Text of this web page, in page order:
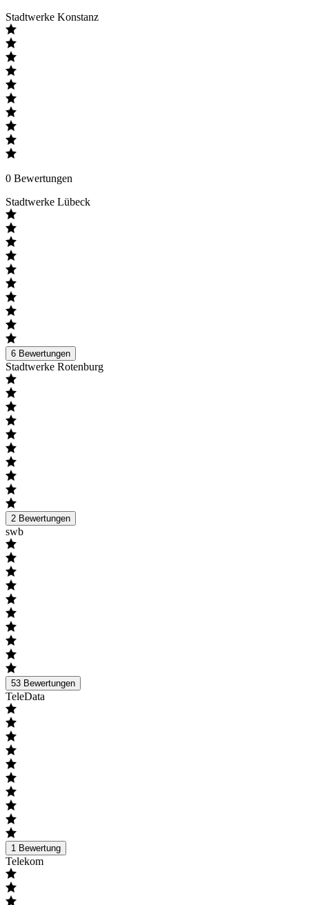
Stadtwerke Konstanz
0 Bewertungen
Stadtwerke Lübeck
6 Bewertungen
Stadtwerke Rotenburg
2 Bewertungen
swb
53 Bewertungen
TeleData
1 Bewertung
Telekom